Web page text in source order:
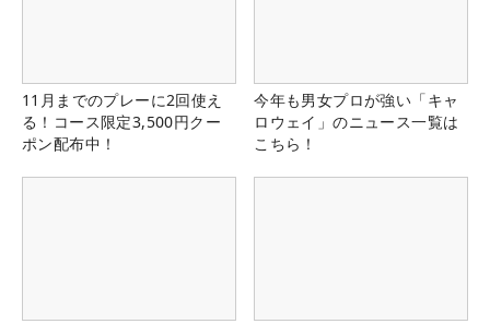
11月までのプレーに2回使え
る！コース限定3,500円クー
ポン配布中！
今年も男女プロが強い「キャ
ロウェイ」のニュース一覧は
こちら！